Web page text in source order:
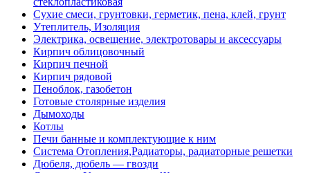
Сухие смеси, грунтовки, герметик, пена, клей, грунт
Утеплитель, Изоляция
Электрика, освещение, электротовары и аксессуары
Кирпич облицовочный
Кирпич печной
Кирпич рядовой
Пеноблок, газобетон
Готовые столярные изделия
Дымоходы
Котлы
Печи банные и комплектующие к ним
Система Отопления,Радиаторы, радиаторные решетки
Дюбеля, дюбель — гвозди